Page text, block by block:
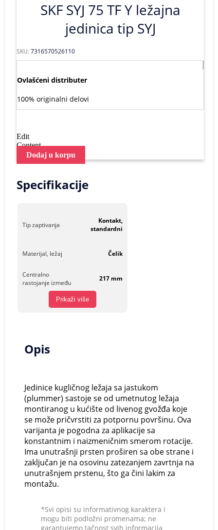
SKF SYJ 75 TF Y ležajna
jedinica tip SYJ
SKU:7316570526110
Ovlašćeni distributer
100% originalni delovi
Edit
Content
Dodaj u korpu
Specifikacije
Tip zaptivanja
Kontakt,
standardni
Materijal, ležaj Čelik
Centralno
rastojanje između
217 mm
Prikaži više
Opis
Jedinice kugličnog ležaja sa jastukom
(plummer) sastoje se od umetnutog ležaja
montiranog u kućište od livenog gvožđa koje
se može pričvrstiti za potpornu površinu. Ova
varijanta je pogodna za aplikacije sa
konstantnim i naizmeničnim smerom rotacije.
Ima unutrašnji prsten proširen sa obe strane i
zaključan je na osovinu zatezanjem zavrtnja na
unutrašnjem prstenu, što ga čini lakim za
montažu.
*Svi opisi su informativnog karaktera i
mogu biti podložni promenama; ne
garantujemo tačnost svih informacija